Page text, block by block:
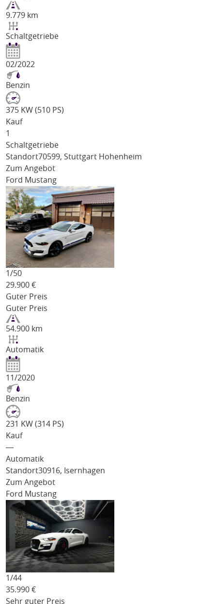
9.779 km
Schaltgetriebe
02/2022
Benzin
375 KW (510 PS)
Kauf
1
Schaltgetriebe
Standort70599, Stuttgart Hohenheim
Zum Angebot
Ford Mustang
1/50
29.900 €
Guter Preis
Guter Preis
54.900 km
Automatik
11/2020
Benzin
231 KW (314 PS)
Kauf
―
Automatik
Standort30916, Isernhagen
Zum Angebot
Ford Mustang
1/44
35.990 €
Sehr guter Preis